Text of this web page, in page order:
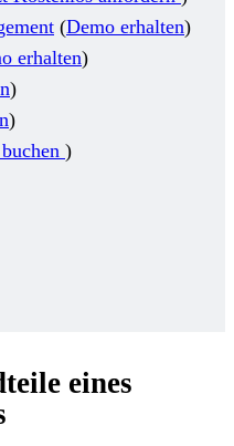
(Demo erhalten)
erhalten)
)
)
)
eines